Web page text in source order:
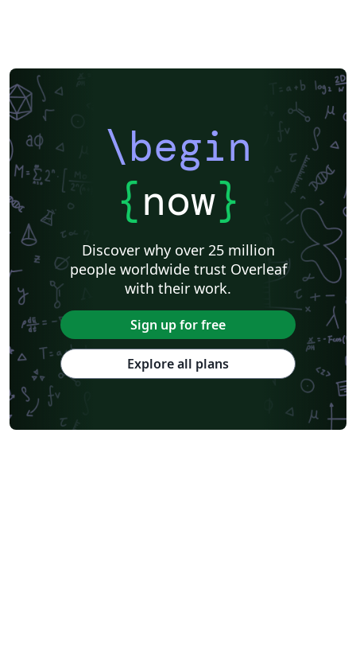
\begin
{now}
Discover why over 25 million
people worldwide trust Overleaf
with their work.
Sign up for free
Explore all plans